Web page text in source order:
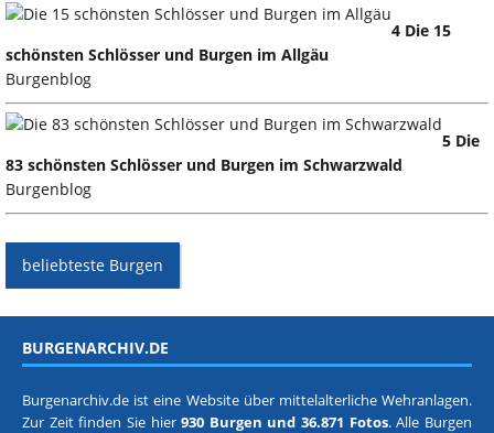
4 Die 15
schönsten Schlösser und Burgen im Allgäu
Burgenblog
5 Die
83 schönsten Schlösser und Burgen im Schwarzwald
Burgenblog
beliebteste Burgen
BURGENARCHIV.DE
Burgenarchiv.de ist eine Website über mittelalterliche Wehranlagen.
Zur Zeit finden Sie hier930 Burgen und 36.871 Fotos. Alle Burgen